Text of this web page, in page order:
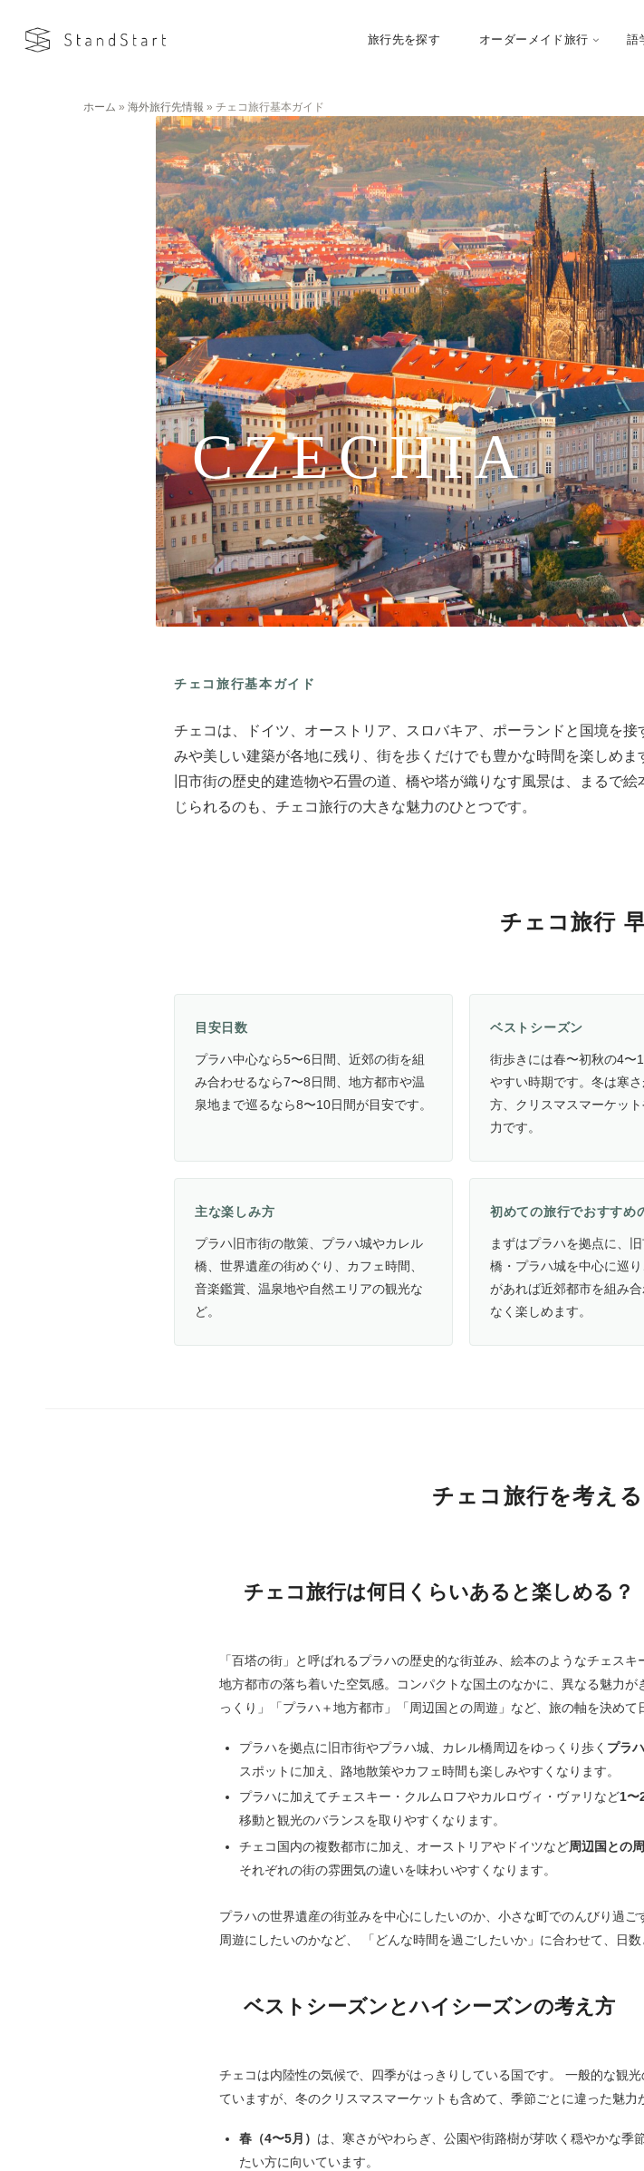
旅行先を探す オーダーメイド旅行 語
ホーム » 海外旅行先情報 » チェコ旅行基本ガイド
CZECHIA
チェコ旅行基本ガイド
チェコは、ドイツ、オーストリア、スロバキア、ポーランドと国境を
みや美しい建築が各地に残り、街を歩くだけでも豊かな時間を楽しめま
旧市街の歴史的建造物や石畳の道、橋や塔が織りなす風景は、まるで
じられるのも、チェコ旅行の大きな魅力のひとつです。
チェコ旅行
目安日数
プラハ中心なら5〜6日間、近郊の街を組
み合わせるなら7〜8日間、地方都市や温
泉地まで巡るなら8〜10日間が目安です。
ベストシーズン
街歩きには春〜初秋の4〜
やすい時期です。冬は寒
方、クリスマスマーケッ
力です。
主な楽しみ方
プラハ旧市街の散策、プラハ城やカレル
橋、世界遺産の街めぐり、カフェ時間、
音楽鑑賞、温泉地や自然エリアの観光な
ど。
初めての旅行でおすすめ
まずはプラハを拠点に、
橋・プラハ城を中心に巡
があれば近郊都市を組み
なく楽しめます。
チェコ旅行を考え
チェコ旅行は何日くらいあると楽しめる？
「百塔の街」と呼ばれるプラハの歴史的な街並み、絵本のようなチェス
地方都市の落ち着いた空気感。コンパクトな国土のなかに、異なる魅力
っくり」「プラハ＋地方都市」「周辺国との周遊」など、旅の軸を決めて
プラハを拠点に旧市街やプラハ城、カレル橋周辺をゆっくり歩く プラ
スポットに加え、路地散策やカフェ時間も楽しみやすくなります。
プラハに加えてチェスキー・クルムロフやカルロヴィ・ヴァリなど1〜
移動と観光のバランスを取りやすくなります。
チェコ国内の複数都市に加え、オーストリアやドイツなど周辺国との
それぞれの街の雰囲気の違いを味わいやすくなります。
プラハの世界遺産の街並みを中心にしたいのか、小さな町でのんびり過
周遊にしたいのかなど、 「どんな時間を過ごしたいか」に合わせて、日
ベストシーズンとハイシーズンの考え方
チェコは内陸性の気候で、四季がはっきりしている国です。 一般的な観光
ていますが、冬のクリスマスマーケットも含めて、季節ごとに違った魅力
春（4〜5月） は、寒さがやわらぎ、公園や街路樹が芽吹く穏やかな季
たい方に向いています。